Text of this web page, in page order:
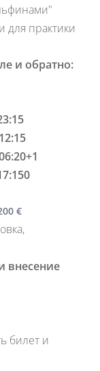
для практики
и обратно:
€
внесение
билет и